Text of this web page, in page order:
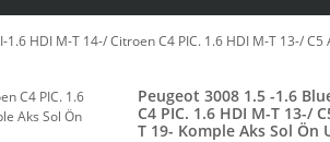
HDI M-T 14-/ Citroen C4 PIC. 1.6 HDI M-T 13-/
Peugeot 3008 1.5 -1.6
C4 PIC. 1.6 HDI M-T 13-/
T 19- Komple Aks Sol Ön